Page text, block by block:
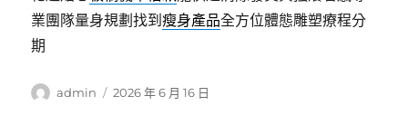
業團隊量身規劃找到瘦身產品全方位體態雕塑療程分
期
作
admin
發
2026 年 6 月 16 日